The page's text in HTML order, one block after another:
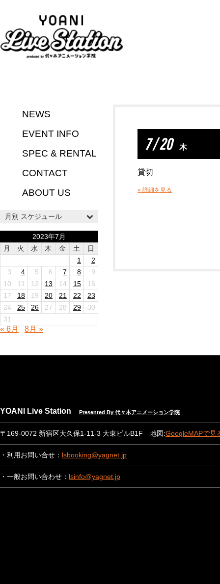
NEWS
EVENT INFO
SPEC & RENTAL
CONTACT
ABOUT US
月別 スケジュール
2023年7月
月
火 水 木 金 土
日
1
2
3
4 5 6 7 8
9
10
11 12 13 14 15
16
17
18 19 20 21 22
23
24
25 26 27 28 29
30
31
« 6月 8月 »
7 / 20 木
貸切
» 詳細を見る
YOANI Live Station Presented By 代々木アニメーション学院
〒169-0072 新宿区大久保1-11-3 大東ビルB1F 地図:GoogleMAPで見
・利用お問い合せ： lsbooking@yagnet.jp
・一般お問い合わせ： lsinfo@yagnet.jp